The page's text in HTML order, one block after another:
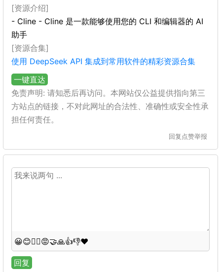
[资源介绍]
- Cline - Cline 是一款能够使用您的 CLI 和编辑器的 AI
助手
[资源合集]
使用 DeepSeek API 集成到常用软件的精彩资源合集
一键直达
免责声明: 请知悉后再访问。本网站仅公益提供指向第三
方站点的链接，不对此网址的合法性、准确性或安全性承
担任何责任。
回复 点赞举报
😀😊😵‍💫😡🤝🙏👍👎❤️
回复